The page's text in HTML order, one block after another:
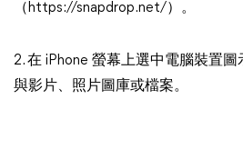
（https://snapdrop.net/）。
2. 在 iPhone 螢幕上選中電腦裝置
與影片、照片圖庫或檔案。